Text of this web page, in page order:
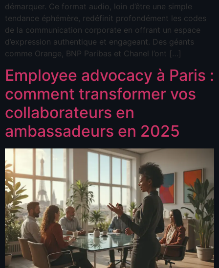
démarquer. Ce format audio, loin d’être une simple
tendance éphémère, redéfinit profondément les codes
de la communication corporate en offrant un espace
d’expression authentique et engageant. Des géants
comme Orange, BNP Paribas et Chanel l’ont […]
Employee advocacy à Paris :
comment transformer vos
collaborateurs en
ambassadeurs en 2025